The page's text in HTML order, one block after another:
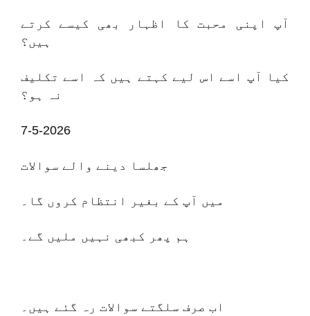
آپ اپنی محبت کا اظہار بھی کیسے کرتے
ہیں؟
کیا آپ اسے اس لیے کہتے ہیں کہ اسے تکلیف
نہ ہو؟
7-5-2026
جھلسا دینے والے سوالات
میں آپ کے بغیر انتظام کروں گا۔
ہم پھر کبھی نہیں ملیں گے۔
اب صرف سلگتے سوالات رہ گئے ہیں۔